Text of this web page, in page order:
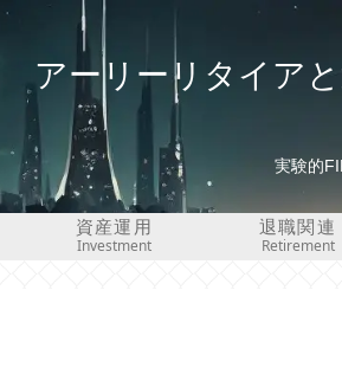
アーリーリタイア
実験的
資産運用
Investment
退職関連
Retirement